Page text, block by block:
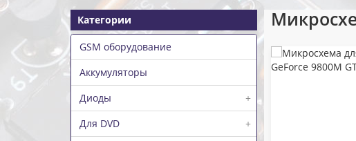
Категории
GSM оборудование
Аккумуляторы
Диоды
+
Для DVD
+